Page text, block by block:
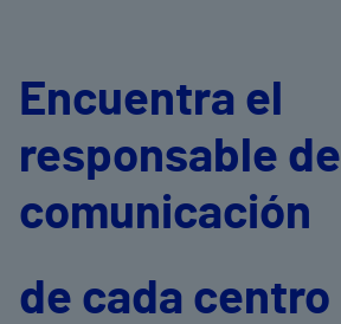
Encuentra el
responsable de
comunicación
de cada centro